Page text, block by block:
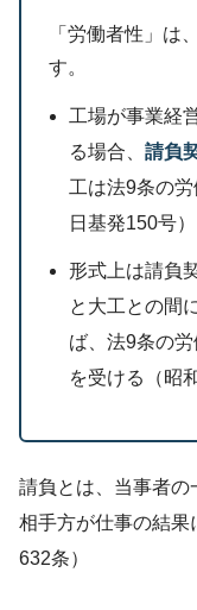
「労働者性」は
す。
工場が事業経
る場合、請負
工は法9条の
日基発150号）
形式上は請負
と大工との間
ば、法9条の
を受ける（昭
請負とは、当事者の
相手方が仕事の結果
632条）